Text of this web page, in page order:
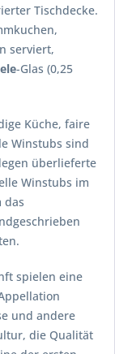
Tischdecke.
serviert,
-Glas (0,25
Küche, faire
Winstubs sind
überlieferte
Winstubs im
das
spielen eine
und andere
die Qualität